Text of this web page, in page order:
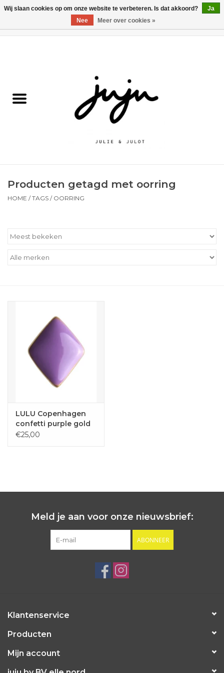
Kledij jongens
Schoenen
Producten getagd met oorring
HOME /TAGS / OORRING
LULU Copenhagen
confetti purple gold
€25,00
Meld je aan voor onze nieuwsbrief:
ABONNEER
Klantenservice
Producten
Mijn account
Wij slaan cookies op om onze website te verbeteren. Is dat akkoord?
Ja
Nee
Meer over cookies »